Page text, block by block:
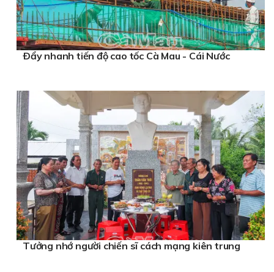
Ðẩy nhanh tiến độ cao tốc Cà Mau - Cái Nước
Tưởng nhớ người chiến sĩ cách mạng kiên trung